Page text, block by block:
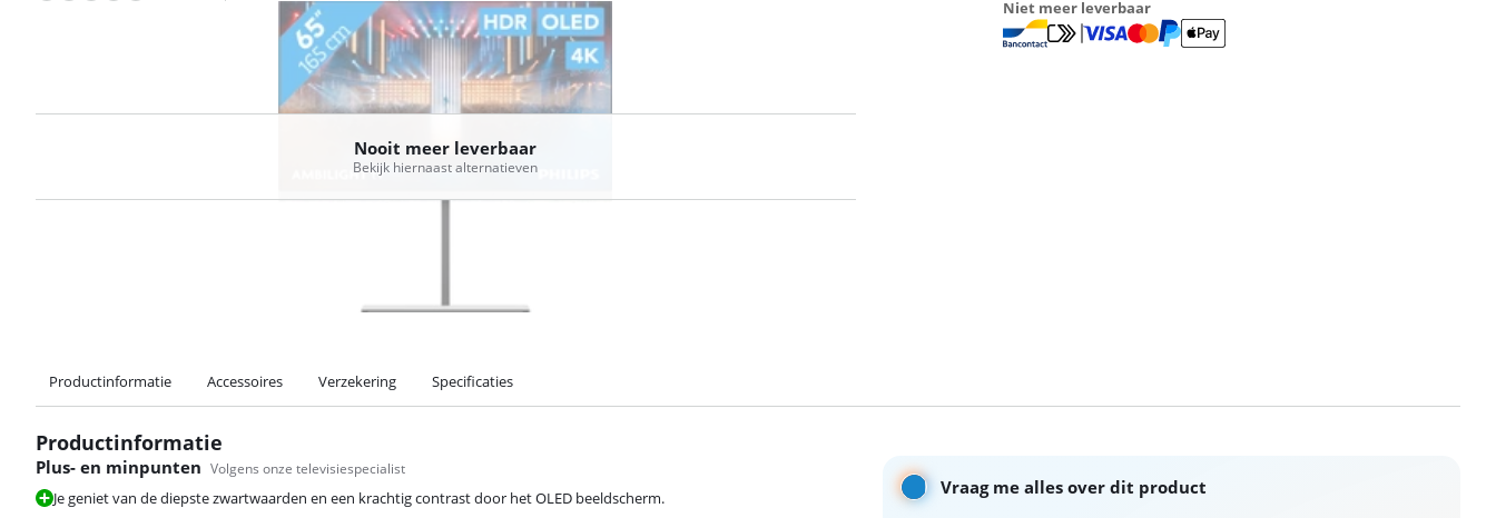
Nooit meer leverbaar
Bekijk hiernaast alternatieven
Niet meer leverbaar
Productinformatie Accessoires Verzekering Specificaties
Productinformatie
Vraag me alles over dit product
Plus- en minpunten Volgens onze televisiespecialist
Je geniet van de diepste zwartwaarden en een krachtig contrast door het OLED beeldscherm.